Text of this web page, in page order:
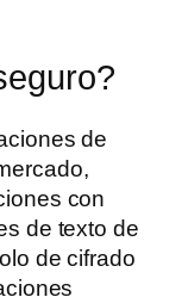
de
con
de texto de
de cifrado